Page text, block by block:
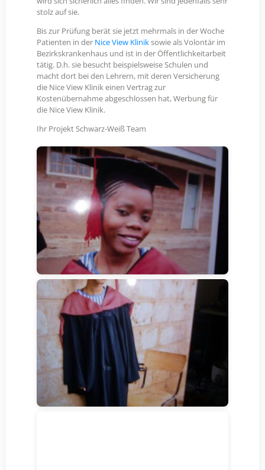
stolz auf sie.
Bis zur Prüfung berät sie jetzt mehrmals in der Woche
Patienten in der Nice View Kliniksowie als Volontär im
Bezirkskrankenhaus und ist in der Öffentlichkeitarbeit
tätig. D.h. sie besucht beispielsweise Schulen und
macht dort bei den Lehrern, mit deren Versicherung
die Nice View Klinik einen Vertrag zur
Kostenübernahme abgeschlossen hat, Werbung für
die Nice View Klinik.
Ihr Projekt Schwarz-Weiß Team